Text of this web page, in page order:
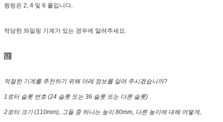
윙링은 2, 4 및 6 폴입니다.
적당한 와일링 기계가 있는 경우에 알려주세요.
답:
적절한 기계를 추천하기 위해 아래 정보를 알려 주시겠습니까?
1로터 슬롯 번호 (24 슬롯 또는 36 슬롯 또는 다른 슬롯)
2로터 크기 (110mm), 그들 중 하나는 높이 80mm, 다른 높이에 대해 어떻게,